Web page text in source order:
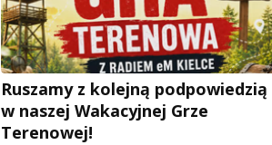
Ruszamy z kolejną podpowiedzią
w naszej Wakacyjnej Grze
Terenowej!